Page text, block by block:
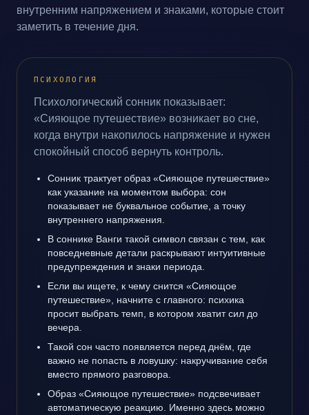
внутренним напряжением и знаками, которые стоит
заметить в течение дня.
ПСИХОЛОГИЯ
Психологический сонник показывает:
«Сияющое путешествие» возникает во сне,
когда внутри накопилось напряжение и нужен
спокойный способ вернуть контроль.
Сонник трактует образ «Сияющое путешествие»
как указание на моментом выбора: сон
показывает не буквальное событие, а точку
внутреннего напряжения.
В соннике Ванги такой символ связан с тем, как
повседневные детали раскрывают интуитивные
предупреждения и знаки периода.
Если вы ищете, к чему снится «Сияющое
путешествие», начните с главного: психика
просит выбрать темп, в котором хватит сил до
вечера.
Такой сон часто появляется перед днём, где
важно не попасть в ловушку: накручивание себя
вместо прямого разговора.
Образ «Сияющое путешествие» подсвечивает
автоматическую реакцию. Именно здесь можно